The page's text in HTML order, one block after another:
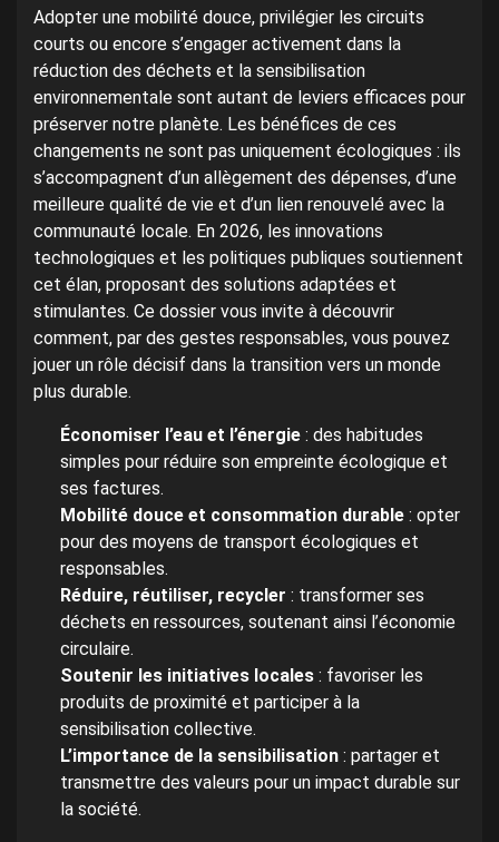
Adopter une mobilité douce, privilégier les circuits
courts ou encore s’engager activement dans la
réduction des déchets et la sensibilisation
environnementale sont autant de leviers efficaces pour
préserver notre planète. Les bénéfices de ces
changements ne sont pas uniquement écologiques : ils
s’accompagnent d’un allègement des dépenses, d’une
meilleure qualité de vie et d’un lien renouvelé avec la
communauté locale. En 2026, les innovations
technologiques et les politiques publiques soutiennent
cet élan, proposant des solutions adaptées et
stimulantes. Ce dossier vous invite à découvrir
comment, par des gestes responsables, vous pouvez
jouer un rôle décisif dans la transition vers un monde
plus durable.
Économiser l’eau et l’énergie : des habitudes
simples pour réduire son empreinte écologique et
ses factures.
Mobilité douce et consommation durable : opter
pour des moyens de transport écologiques et
responsables.
Réduire, réutiliser, recycler : transformer ses
déchets en ressources, soutenant ainsi l’économie
circulaire.
Soutenir les initiatives locales : favoriser les
produits de proximité et participer à la
sensibilisation collective.
L’importance de la sensibilisation : partager et
transmettre des valeurs pour un impact durable sur
la société.